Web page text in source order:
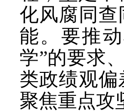
化风腐同查
能。要推
学”的要求
类政绩观偏
聚焦重点攻